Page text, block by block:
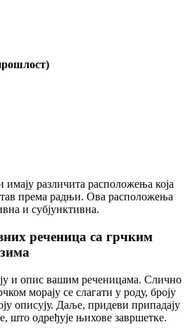
различита расположења која
према радњи. Ова расположења
и субјунктивна.
реченица са грчким
и опис вашим реченицама. Слично
морају се слагати у роду, броју
описују. Даље, придеви припадају
што одређује њихове завршетке.